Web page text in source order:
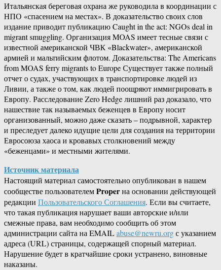
Итальянская береговая охрана же руководила в координации с
НПО «спасением на местах». В доказательство своих слов
издание приводит публикацию Caught in the act: NGOs deal in
migrant smuggling. Организация MOAS имеет тесные связи с
известной американской ЧВК «Blackwater», американской
армией и мальтийским флотом. Доказательства: The Americans
from MOAS ferry migrants to Europe Существует также полный
отчет о судах, участвующих в транспортировке людей из
Ливии, а также о том, как людей поощряют иммигрировать в
Европу. Расследование Zero Hedge лишний раз доказало, что
нашествие так называемых беженцев в Европу носит
организованный, можно даже сказать – подрывной, характер
и преследует далеко идущие цели для создания на территории
Евросоюза хаоса и кровавых столкновений между
«беженцами» и местными жителями.
Источник материала
Настоящий материал самостоятельно опубликован в нашем
сообществе пользователемProperна основании действующей
редакции Пользовательского Соглашения. Если вы считаете,
что такая публикация нарушает ваши авторские и/или
смежные права, вам необходимо сообщить об этом
администрации сайта на EMAILabuse@newru.orgс указанием
адреса (URL) страницы, содержащей спорный материал.
Нарушение будет в кратчайшие сроки устранено, виновные
наказаны.